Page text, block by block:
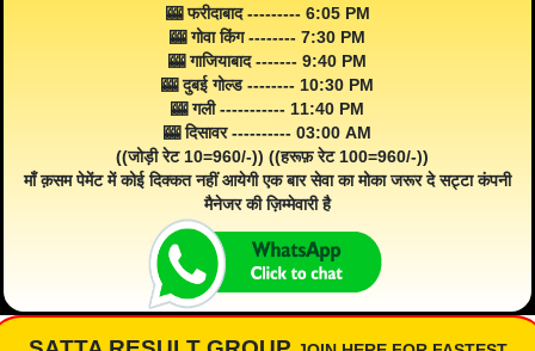
🎰 फरीदाबाद --------- 6:05 PM
🎰 गोवा किंग -------- 7:30 PM
🎰 गाजियाबाद ------- 9:40 PM
🎰 दुबई गोल्ड -------- 10:30 PM
🎰 गली ----------- 11:40 PM
🎰 दिसावर ---------- 03:00 AM
((जोड़ी रेट 10=960/-)) ((हरूफ़ रेट 100=960/-))
माँ क़सम पेमेंट में कोई दिक्कत नहीं आयेगी एक बार सेवा का मोका जरूर दे सट्टा कंपनी
मैनेजर की ज़िम्मेवारी है